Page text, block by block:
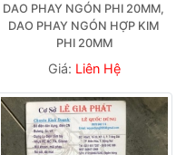
DAO PHAY NGÓN PHI 20MM,
DAO PHAY NGÓN HỢP KIM
PHI 20MM
Giá: Liên Hệ